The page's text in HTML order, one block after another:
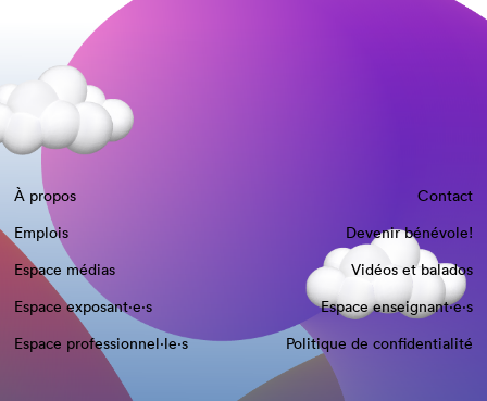
À propos
Contact
Emplois
Devenir bénévole!
Espace médias
Vidéos et balados
Espace exposant·e⋅s
Espace enseignant·e⋅s
Espace professionnel·le⋅s
Politique de confidentialité